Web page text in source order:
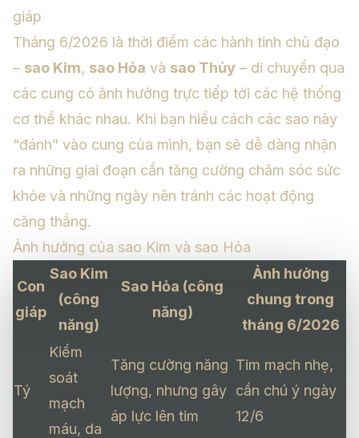
giáp
Tháng 6/2026 là thời điểm các hành tinh chủ đạo
– sao Kim, sao Hỏa và sao Thủy – di chuyển qua
các cung có ảnh hưởng trực tiếp tới các hệ thống
cơ thể khác nhau. Khi bạn hiểu cách các sao này
“đánh” vào cung của mình, bạn sẽ dễ dàng nhận
ra những giai đoạn cần tăng cường chăm sóc sức
khỏe và những ngày nên tránh các hoạt động
căng thẳng.
Ảnh hưởng của sao Kim và sao Hỏa
Con
giáp
Sao Kim
(công
năng)
Sao Hỏa (công
năng)
Ảnh hưởng
chung trong
tháng 6/2026
Tý
Kiểm
soát
mạch
máu, da
Tăng cường năng
lượng, nhưng gây
áp lực lên tim
Tim mạch nhẹ,
cần chú ý ngày
12/6